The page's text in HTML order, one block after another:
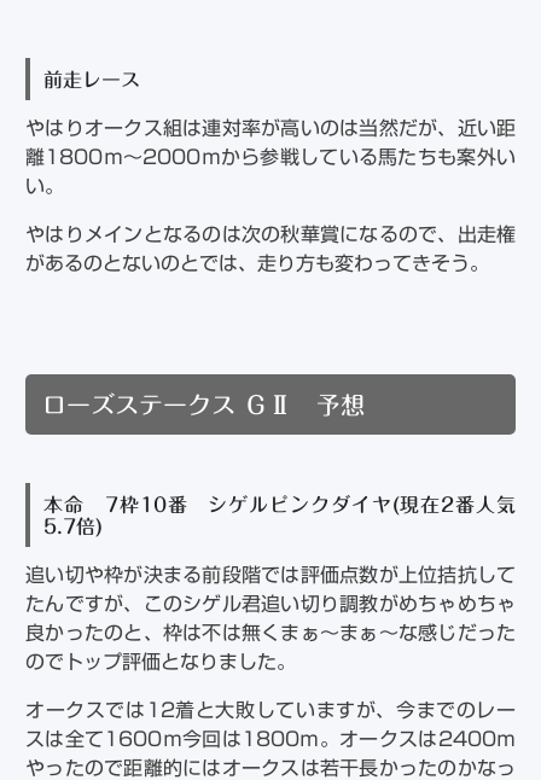
前走レース
やはりオークス組は連対率が高いのは当然だが、近い距
離1800ｍ～2000ｍから参戦している馬たちも案外い
い。
やはりメインとなるのは次の秋華賞になるので、出走権
があるのとないのとでは、走り方も変わってきそう。
ローズステークス ＧⅡ 予想
本命 7枠10番 シゲルピンクダイヤ(現在2番人気
5.7倍)
追い切や枠が決まる前段階では評価点数が上位拮抗して
たんですが、このシゲル君追い切り調教がめちゃめちゃ
良かったのと、枠は不は無くまぁ～まぁ～な感じだった
のでトップ評価となりました。
オークスでは12着と大敗していますが、今までのレー
スは全て1600ｍ今回は1800ｍ。オークスは2400ｍ
やったので距離的にはオークスは若干長かったのかなっ